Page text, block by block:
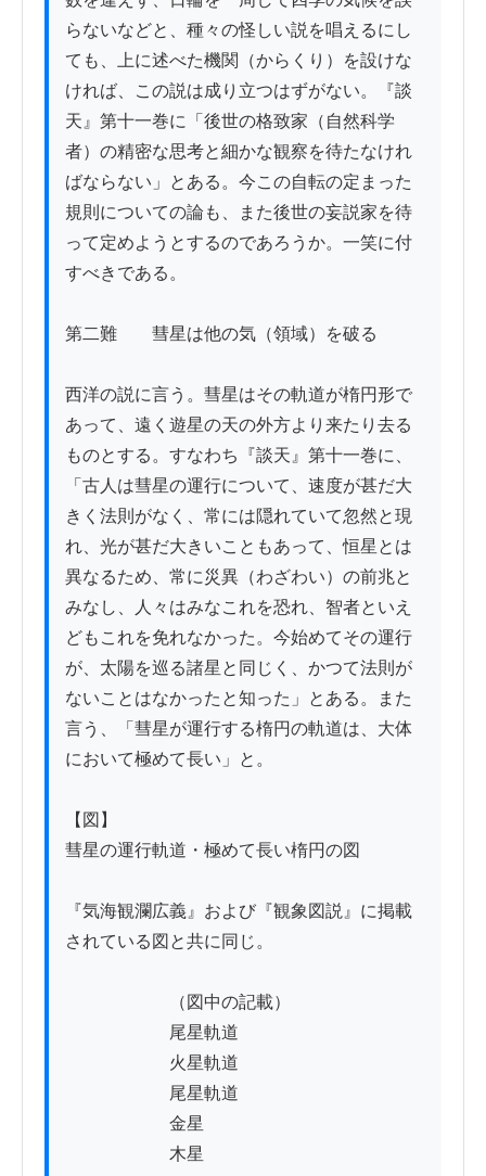
らないなどと、種々の怪しい説を唱えるにし
ても、上に述べた機関（からくり）を設けな
ければ、この説は成り立つはずがない。『談
天』第十一巻に「後世の格致家（自然科学
者）の精密な思考と細かな観察を待たなけれ
ばならない」とある。今この自転の定まった
規則についての論も、また後世の妄説家を待
って定めようとするのであろうか。一笑に付
すべきである。
第二難　　彗星は他の気（領域）を破る
西洋の説に言う。彗星はその軌道が楕円形で
あって、遠く遊星の天の外方より来たり去る
ものとする。すなわち『談天』第十一巻に、
「古人は彗星の運行について、速度が甚だ大
きく法則がなく、常には隠れていて忽然と現
れ、光が甚だ大きいこともあって、恒星とは
異なるため、常に災異（わざわい）の前兆と
みなし、人々はみなこれを恐れ、智者といえ
どもこれを免れなかった。今始めてその運行
が、太陽を巡る諸星と同じく、かつて法則が
ないことはなかったと知った」とある。また
言う、「彗星が運行する楕円の軌道は、大体
において極めて長い」と。
【図】
彗星の運行軌道・極めて長い楕円の図
『気海観瀾広義』および『観象図説』に掲載
されている図と共に同じ。
（図中の記載）
尾星軌道
火星軌道
尾星軌道
金星
木星